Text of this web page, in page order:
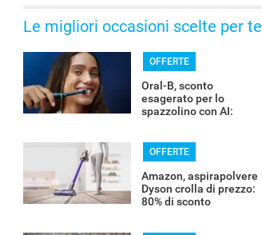
Le migliori occasioni scelte per te
OFFERTE
Oral-B, sconto
esagerato per lo
spazzolino con AI:
OFFERTE
Amazon, aspirapolvere
Dyson crolla di prezzo:
80% di sconto